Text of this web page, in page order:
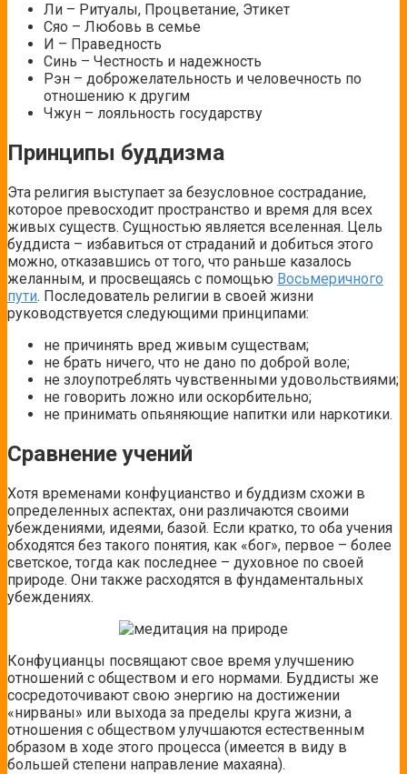
Ли – Ритуалы, Процветание, Этикет
Сяо – Любовь в семье
И – Праведность
Синь – Честность и надежность
Рэн – доброжелательность и человечность по
отношению к другим
Чжун – лояльность государству
Принципы буддизма
Эта религия выступает за безусловное сострадание,
которое превосходит пространство и время для всех
живых существ. Сущностью является вселенная. Цель
буддиста – избавиться от страданий и добиться этого
можно, отказавшись от того, что раньше казалось
желанным, и просвещаясь с помощью Восьмеричного
пути. Последователь религии в своей жизни
руководствуется следующими принципами:
не причинять вред живым существам;
не брать ничего, что не дано по доброй воле;
не злоупотреблять чувственными удовольствиями;
не говорить ложно или оскорбительно;
не принимать опьяняющие напитки или наркотики.
Сравнение учений
Хотя временами конфуцианство и буддизм схожи в
определенных аспектах, они различаются своими
убеждениями, идеями, базой. Если кратко, то оба учения
обходятся без такого понятия, как «бог», первое – более
светское, тогда как последнее – духовное по своей
природе. Они также расходятся в фундаментальных
убеждениях.
Конфуцианцы посвящают свое время улучшению
отношений с обществом и его нормами. Буддисты же
сосредоточивают свою энергию на достижении
«нирваны» или выхода за пределы круга жизни, а
отношения с обществом улучшаются естественным
образом в ходе этого процесса (имеется в виду в
большей степени направление махаяна).